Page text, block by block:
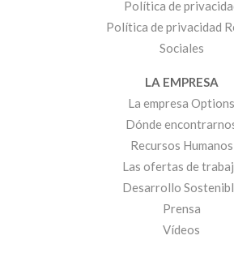
Política de
Política de privacidad
Sociales
LA EMPRESA
La empresa Options
Dónde
Recursos Humanos
Las ofertas de
Desarrollo
Prensa
Vídeos